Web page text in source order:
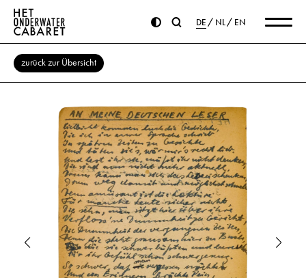
DE NL EN
zurück zur Übersicht